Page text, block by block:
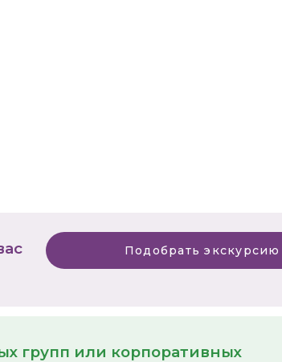
Подобрать экскурсию
групп или корпоративных